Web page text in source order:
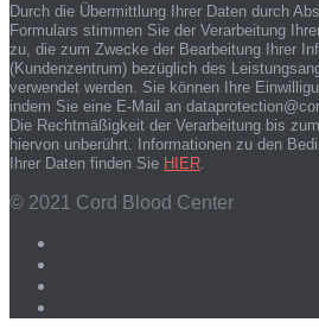
Durch die Übermittlung Ihrer Daten durch
Formulars stimmen Sie der Verarbeitung
zu, die zum Zwecke der Bearbeitung Ihrer
(Kundenzentrum) bezüglich des
verwendet werden. Sie können Ihre
indem Sie eine E-Mail an
Die Rechtmäßigkeit der Verarbeitung bis
hiervon unberührt. Informationen zu den
Ihrer Daten finden Sie HIER
© 2021 Cord Blood Center